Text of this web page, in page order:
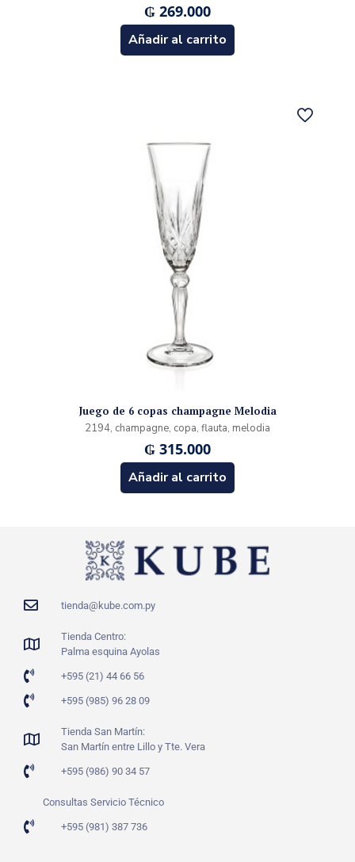
₲ 269.000
Añadir al carrito
Juego de 6 copas champagne Melodia
2194, champagne, copa, flauta, melodia
₲ 315.000
Añadir al carrito
tienda@kube.com.py
Tienda Centro:
Palma esquina Ayolas
+595 (21) 44 66 56
+595 (985) 96 28 09
Tienda San Martín:
San Martín entre Lillo y Tte. Vera
+595 (986) 90 34 57
Consultas Servicio Técnico
+595 (981) 387 736